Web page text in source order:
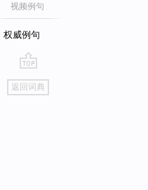
视频例句
权威例句
go
top
返回词典